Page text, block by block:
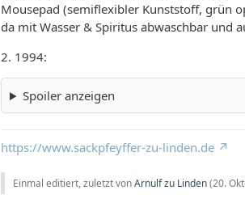
Mousepad (semiflexibler Kunststoff, grün
da mit Wasser & Spiritus abwaschbar und
2. 1994:
Spoiler anzeigen
https://www.sackpfeyffer-zu-linden.de
Einmal editiert, zuletzt vonArnulf zu Linden(20.